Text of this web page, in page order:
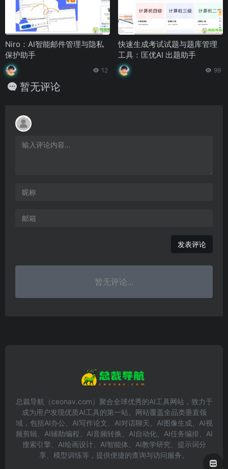
Niro：AI智能邮件管理与隐私
保护助手
12
快速生成考试试题与题库管理
工具：匡优AI 出题助手
99
暂无评论
发表评论
暂无评论...
总裁导航（ceonav.com）聚合全球优秀的AI工具网站，致力于
成为用户发现优质AI工具的第一站。网站覆盖全品类垂直领
域，包括AI办公、AI写作论文、AI对话聊天、AI图像生成、AI视
频剪辑、AI辅助编程、AI音频转换、AI自动化、AI任务编排、AI
搜索引擎、AI绘画设计、AI智能体、AI教学研究、提示词分
享、模型训练等，提供便捷的查询与访问服务。